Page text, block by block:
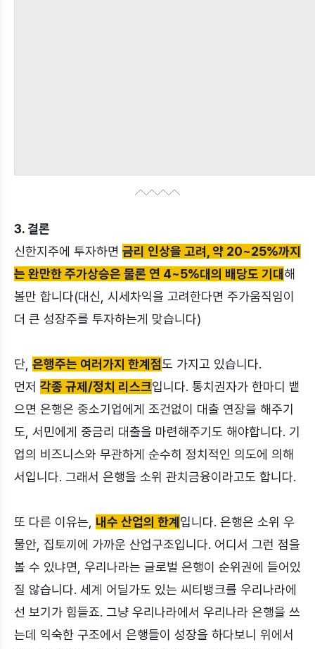
3. 결론
신한지주에 투자하면 금리 인상을 고려, 약 20~25%까지
는 완만한 주가상승은 물론 연 4~5%대의 배당도 기대 해
볼만 합니다(대신, 시세차익을 고려한다면 주가움직임이
더 큰 성장주를 투자하는게 맞습니다)
단, 은행주는 여러가지 한계점도 가지고 있습니다.
먼저 각종 규제/정치 리스크입니다. 통치권자가 한마디 뱉
으면 은행은 중소기업에게 조건없이 대출 연장을 해주기
도, 서민에게 중금리 대출을 마련해주기도 해야합니다. 기
업의 비즈니스와 무관하게 순수히 정치적인 의도에 의해
서입니다. 그래서 은행을 소위 관치금융이라고도 합니다.
또 다른 이유는, 내수 산업의 한계 입니다. 은행은 소위 우
물안, 집토끼에 가까운 산업구조입니다. 어디서 그런 점을
볼 수 있냐면, 우리나라는 글로벌 은행이 순위권에 들어있
질 않습니다. 세계 어딜가도 있는 씨티뱅크를 우리나라에
선 보기가 힘들죠. 그냥 우리나라에서 우리나라 은행을 쓰
는데 익숙한 구조에서 은행들이 성장을 하다보니 위에서